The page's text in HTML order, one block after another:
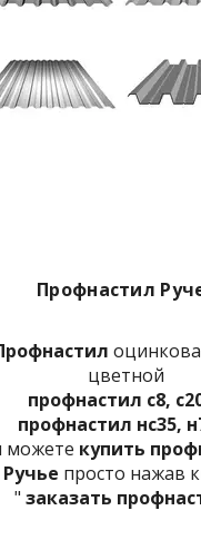
Профнастил
цветной
профнастил с8,
профнастил нс35,
можете купить
Ручье просто нажав
" заказать